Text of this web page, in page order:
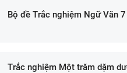
Bộ đề Trắc nghiệm Ngữ Văn
Trắc nghiệm Một trăm dặm